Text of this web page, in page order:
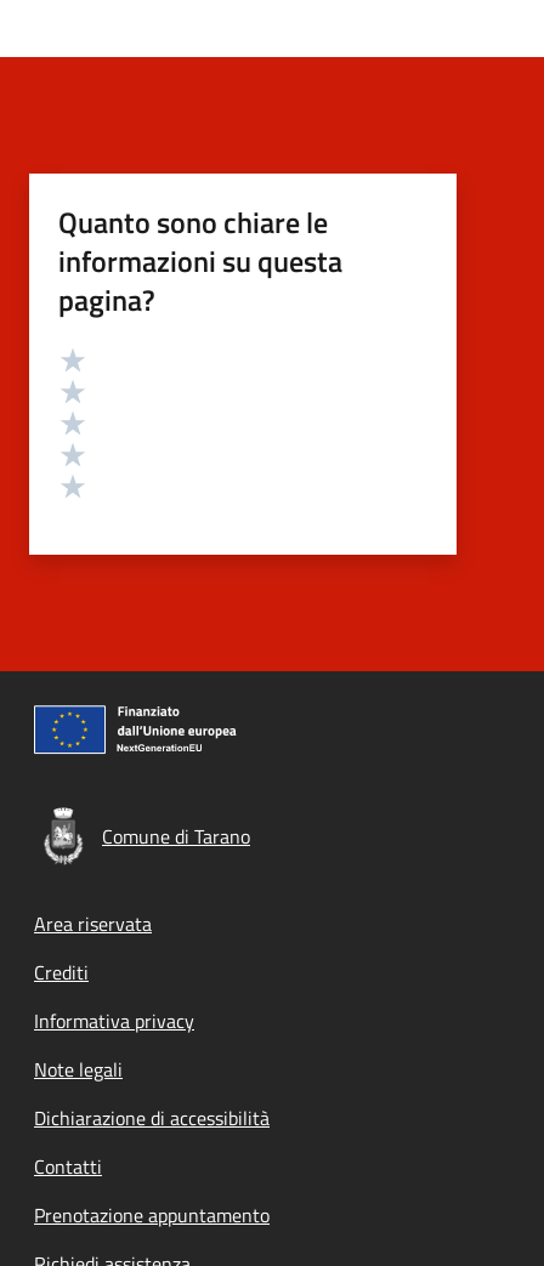
Quanto sono chiare le
informazioni su questa
pagina?
Valutazione
Comune di Tarano
Footer menu
Area riservata
Crediti
Informativa privacy
Note legali
Dichiarazione di accessibilità
Contatti
Prenotazione appuntamento